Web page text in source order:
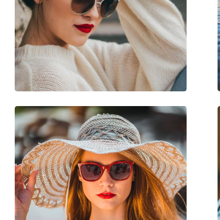
Длина дужки:
145 mm
Ширина моста:
19 mm
Вес:
220 г
Регулируемые носоупоры:
Нет
Аксессуары
Футляр:
Да
Салфетка для чистки:
Да
Другое
Пол:
Мужские
Категория:
Солнцезащитные
Бренд:
Persol
Использование:
Модные
Код:
PO3048S 24/31 58